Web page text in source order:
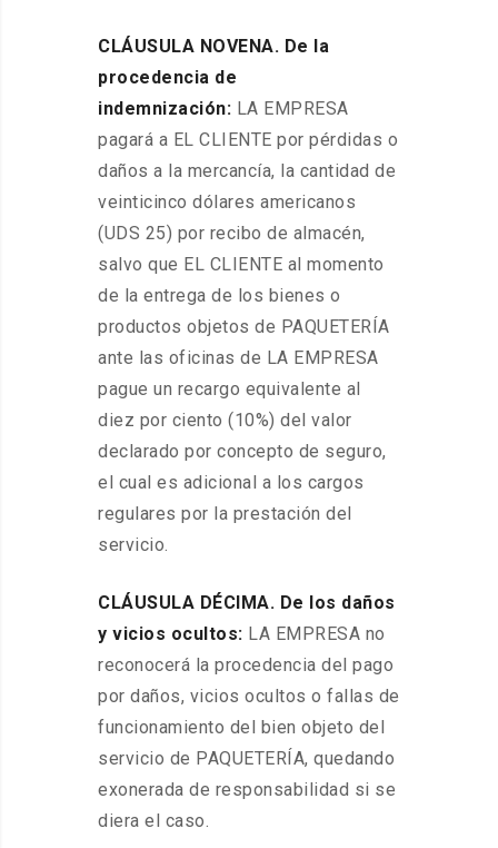
CLÁUSULA NOVENA. De la
procedencia de
indemnización: LA EMPRESA
pagará a EL CLIENTE por pérdidas o
daños a la mercancía, la cantidad de
veinticinco dólares americanos
(UDS 25) por recibo de almacén,
salvo que EL CLIENTE al momento
de la entrega de los bienes o
productos objetos de PAQUETERÍA
ante las oficinas de LA EMPRESA
pague un recargo equivalente al
diez por ciento (10%) del valor
declarado por concepto de seguro,
el cual es adicional a los cargos
regulares por la prestación del
servicio.
CLÁUSULA DÉCIMA. De los daños
y vicios ocultos: LA EMPRESA no
reconocerá la procedencia del pago
por daños, vicios ocultos o fallas de
funcionamiento del bien objeto del
servicio de PAQUETERÍA, quedando
exonerada de responsabilidad si se
diera el caso.